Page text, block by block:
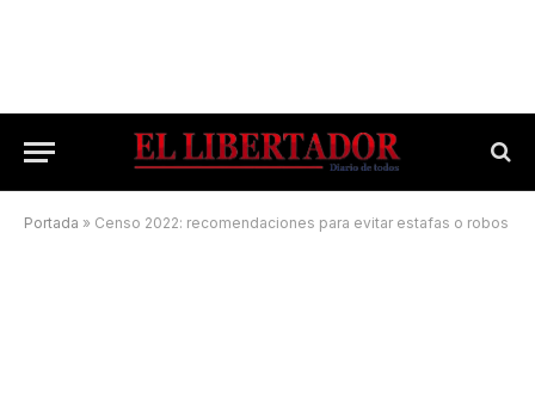
Portada » Censo 2022: recomendaciones para evitar estafas o robos